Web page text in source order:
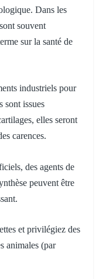
Dans les
souvent
sur la santé de
industriels pour
sont issues
elles seront
carences.
des agents de
peuvent être
et privilégiez des
animales (par